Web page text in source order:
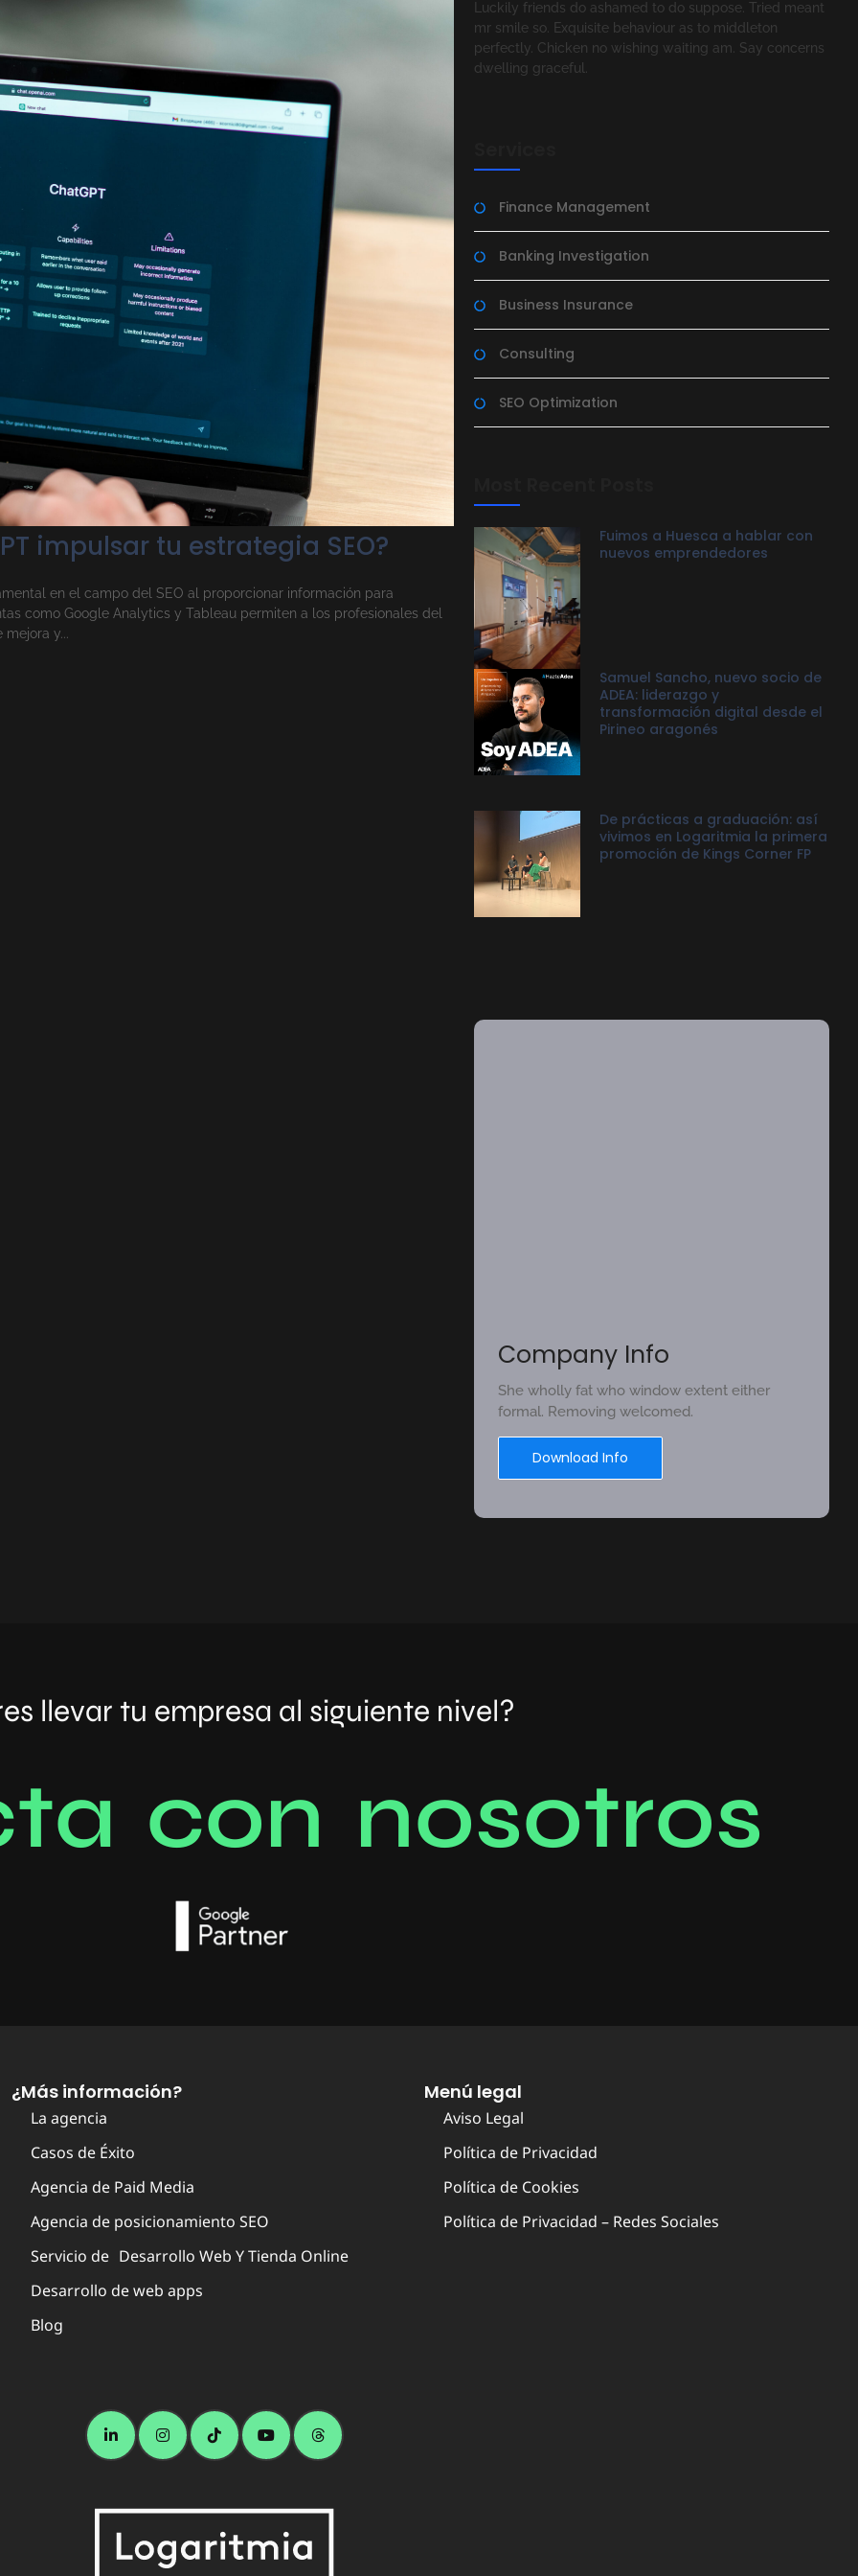
impulsar tu estrategia SEO?
en el campo del SEO al proporcionar información para
como Google Analytics y Tableau permiten a los profesionales del
y...
Luckily friends do ashamed to do suppose. Tried meant
mr smile so. Exquisite behaviour as to middleton
perfectly. Chicken no wishing waiting am. Say concerns
dwelling graceful.
Finance Management
Banking Investigation
Business Insurance
Consulting
SEO Optimization
Fuimos a Huesca a hablar con
nuevos emprendedores
Samuel Sancho, nuevo socio de
ADEA: liderazgo y
transformación digital desde el
Pirineo aragonés
De prácticas a graduación: así
vivimos en Logaritmia la primera
promoción de Kings Corner FP
Company Info
She wholly fat who window extent either
formal. Removing welcomed.
Download Info
llevar tu empresa al siguiente nivel?
ta con nosotros
¿Más información?
La agencia
Casos de Éxito
Agencia de Paid Media
Agencia de posicionamiento SEO
Servicio de Desarrollo Web Y Tienda Online
Desarrollo de web apps
Blog
Menú legal
Aviso Legal
Política de Privacidad
Política de Cookies
Política de Privacidad – Redes Sociales